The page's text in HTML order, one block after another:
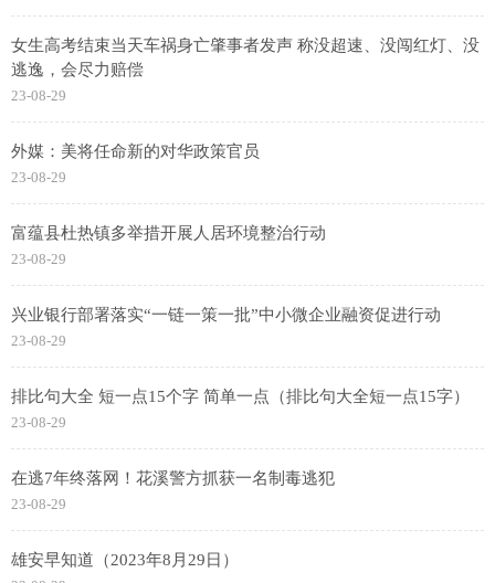
女生高考结束当天车祸身亡肇事者发声 称没超速、没闯红灯、没
逃逸，会尽力赔偿
23-08-29
外媒：美将任命新的对华政策官员
23-08-29
富蕴县杜热镇多举措开展人居环境整治行动
23-08-29
兴业银行部署落实“一链一策一批”中小微企业融资促进行动
23-08-29
排比句大全 短一点15个字 简单一点（排比句大全短一点15字）
23-08-29
在逃7年终落网！花溪警方抓获一名制毒逃犯
23-08-29
雄安早知道（2023年8月29日）